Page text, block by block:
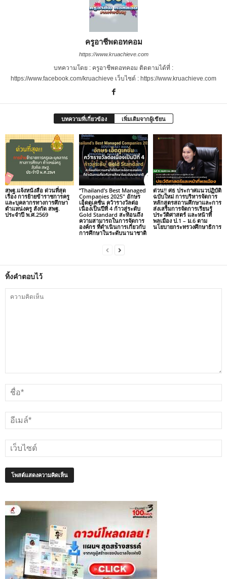
ครูอาชีพดอทคอม
https://www.kruachieve.com
บทความโดย : ครูอาชีพดอทคอม ติดตามได้ที่ :
https://www.facebook.com/kruachieve เว็บไซต์ : https://www.kruachieve.com
บทความที่เกี่ยวข้อง เพิ่มเติมจากผู้เขียน
สพฐ.แจ้งหนังสือ ด่วนที่สุด
เรื่อง การย้ายข้าราชการครู
และบุคลากรทางการศึกษา
ตำแหน่งครู สังกัด สพฐ.
ประจำปี พ.ศ.2569
“Thailand’s Best Managed
Companies 2025″ อักษร
เอ็ดดูเคชั่น คว้ารางวัลต่อ
เนื่องเป็นปีที่ 4 ก้าวสู่ระดับ
Gold Standard สะท้อนถึง
ความสามารถในการจัดการ
องค์กร ที่ดำเนินการเกี่ยวกับ
การศึกษาในระดับนานาชาติ
ด่วน!! ศธ ประกาศแนวปฏิบัติ
ฉบับใหม่ การบริหารจัดการ
หลักสูตรสถานศึกษาและการ
ส่งเสริมการจัดการเรียนรู้
ประวัติศาสตร์ และหน้าที่
พลเมือง ป.1 – ม.6 ตาม
นโยบายกระทรวงศึกษาธิการ
ทิ้งคำตอบไว้